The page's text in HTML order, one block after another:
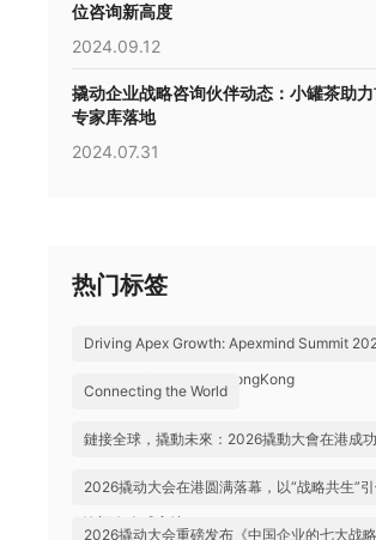
位咨询新高度
2024.09.12
撬动企业战略咨询伙伴动态：小罐茶助
专家库落地
2024.07.31
热门标签
Driving Apex Growth: Apexmind Summit
Successfully Held in HongKong
Connecting the World
鏈接全球，撬動未來：2026撬動大會在港成
2026撬动大会在港圆满落幕，以“战略共生”
询迈向全球高地
2026撬动大会重磅发布《中国企业的七大战略